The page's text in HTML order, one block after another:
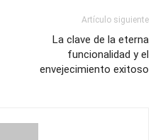
Artículo siguiente
La clave de la eterna
funcionalidad y el
envejecimiento exitoso